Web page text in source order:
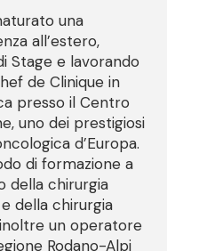
una
all’estero,
Stage e lavorando
de Clinique in
presso il Centro
uno dei prestigiosi
d’Europa.
di formazione a
della chirurgia
della chirurgia
un operatore
Rodano-Alpi